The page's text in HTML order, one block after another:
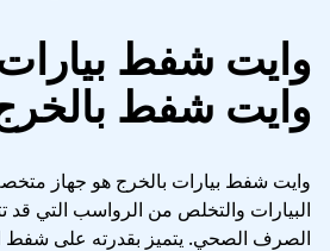
وايت شفط
وايت شفط
وايت شفط بيارات بالخرج هو جهاز
البيارات والتخلص من الرواسب التي قد
الصرف الصحي. يتميز بقدرته على شفط